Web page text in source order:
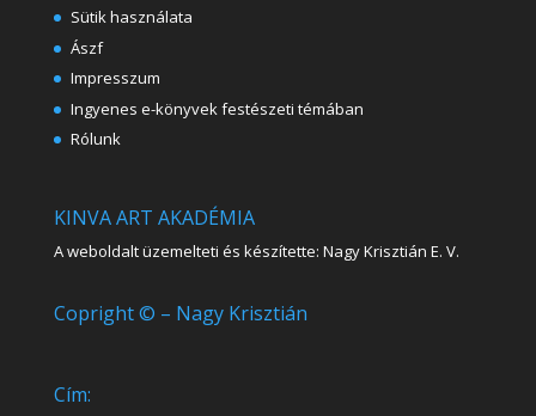
Sütik használata
Ászf
Impresszum
Ingyenes e-könyvek festészeti témában
Rólunk
KINVA ART AKADÉMIA
A weboldalt üzemelteti és készítette: Nagy Krisztián E. V.
Copright © – Nagy Krisztián
Cím: